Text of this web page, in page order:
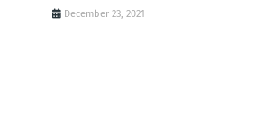
December 23, 2021